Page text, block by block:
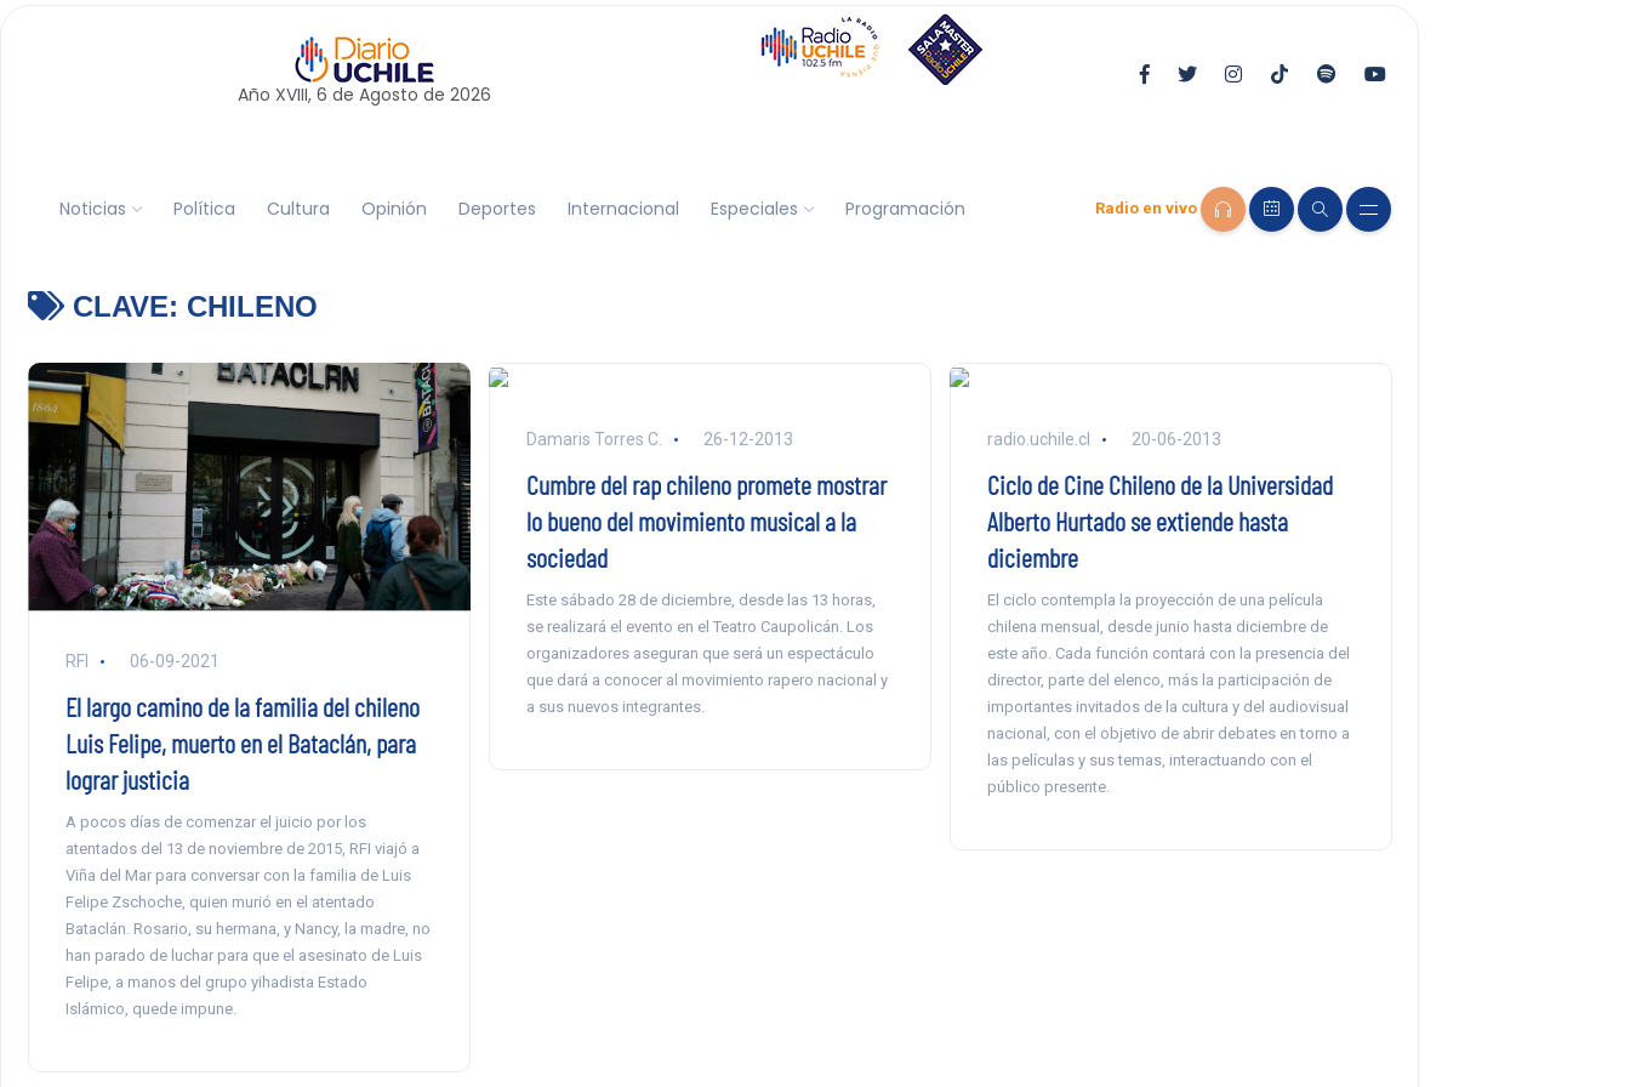
Año XVIII, 6 de Agosto de 2026
Noticias Política Cultura Opinión Deportes Internacional Especiales Programación Radio en vivo
CLAVE: CHILENO
RFI 06-09-2021
El largo camino de la familia del chileno
Luis Felipe, muerto en el Bataclán, para
lograr justicia
A pocos días de comenzar el juicio por los
atentados del 13 de noviembre de 2015, RFI viajó a
Viña del Mar para conversar con la familia de Luis
Felipe Zschoche, quien murió en el atentado
Bataclán. Rosario, su hermana, y Nancy, la madre, no
han parado de luchar para que el asesinato de Luis
Felipe, a manos del grupo yihadista Estado
Islámico, quede impune.
Damaris Torres C. 26-12-2013
Cumbre del rap chileno promete mostrar
lo bueno del movimiento musical a la
sociedad
Este sábado 28 de diciembre, desde las 13 horas,
se realizará el evento en el Teatro Caupolicán. Los
organizadores aseguran que será un espectáculo
que dará a conocer al movimiento rapero nacional y
a sus nuevos integrantes.
radio.uchile.cl 20-06-2013
Ciclo de Cine Chileno de la Universidad
Alberto Hurtado se extiende hasta
diciembre
El ciclo contempla la proyección de una película
chilena mensual, desde junio hasta diciembre de
este año. Cada función contará con la presencia del
director, parte del elenco, más la participación de
importantes invitados de la cultura y del audiovisual
nacional, con el objetivo de abrir debates en torno a
las películas y sus temas, interactuando con el
público presente.